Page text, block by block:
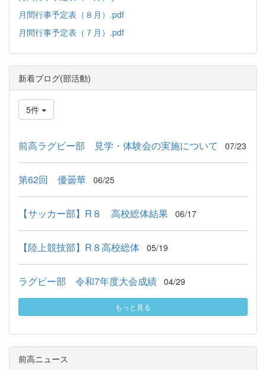
月間行事予定表（８月）.pdf
月間行事予定表（７月）.pdf
新着ブログ(部活動)
5件
前高ラグビー部 見学・体験会の実施について 07/23
第62回 優曇華 06/25
【サッカー部】R８ 高校総体結果 06/17
【陸上競技部】R８高校総体 05/19
ラグビー部 令和7年度大会成績 04/29
もっと見る
前高ニュース